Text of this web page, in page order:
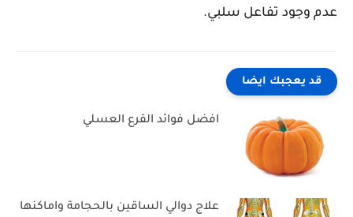
عدم وجود تفاعل سلبي.
قد يعجبك ايضا
افضل فوائد القرع العسلي
علاج دوالي الساقين بالحجامة واماكنها